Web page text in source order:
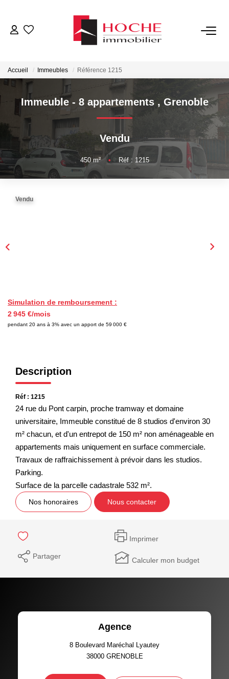
LOCATIONS
GESTION LOCATIVE
NOTRE AGENCE
ESTIMATION
Accueil Immeubles Référence 1215
Immeuble - 8 appartements , Grenoble
Vendu
450m² • Réf : 1215
Vendu
Simulation de remboursement :
2 945 €/mois
pendant 20 ans à 3% avec un apport de 59 000 €
Description
Réf : 1215
24 rue du Pont carpin, proche tramway et domaine
universitaire, Immeuble constitué de 8 studios d'environ 30
m² chacun, et d'un entrepot de 150 m² non aménageable en
appartements mais uniquement en surface commerciale.
Travaux de raffraichissement à prévoir dans les studios.
Parking.
Surface de la parcelle cadastrale 532 m².
Nos honoraires Nous contacter
Imprimer
Partager Calculer mon budget
Agence
8 Boulevard Maréchal Lyautey
38000 GRENOBLE